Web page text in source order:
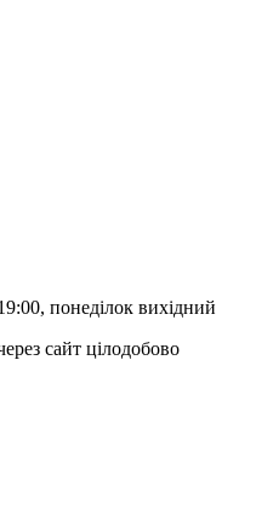
понеділок вихідний
сайт цілодобово